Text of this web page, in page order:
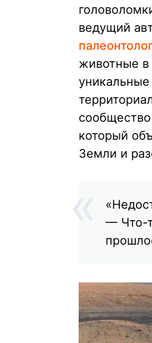
ведущий
животные
который
Земли и
— Что-